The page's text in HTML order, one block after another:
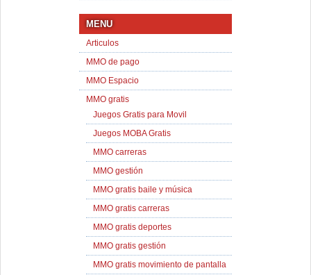
MENU
Articulos
MMO de pago
MMO Espacio
MMO gratis
Juegos Gratis para Movil
Juegos MOBA Gratis
MMO carreras
MMO gestión
MMO gratis baile y música
MMO gratis carreras
MMO gratis deportes
MMO gratis gestión
MMO gratis movimiento de pantalla